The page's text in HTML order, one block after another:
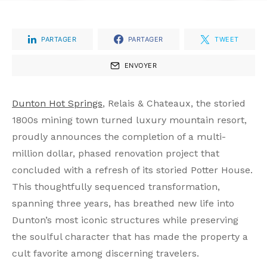
PARTAGER PARTAGER TWEET
ENVOYER
Dunton Hot Springs, Relais & Chateaux, the storied
1800s mining town turned luxury mountain resort,
proudly announces the completion of a multi-
million dollar, phased renovation project that
concluded with a refresh of its storied Potter House.
This thoughtfully sequenced transformation,
spanning three years, has breathed new life into
Dunton’s most iconic structures while preserving
the soulful character that has made the property a
cult favorite among discerning travelers.